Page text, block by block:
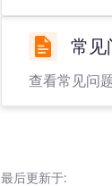
常见
查看常见问
最后更新于: